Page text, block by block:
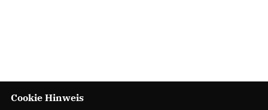
Cookie Hinweis